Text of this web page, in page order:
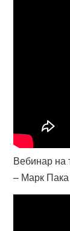
Вебинар на
– Марк Пака